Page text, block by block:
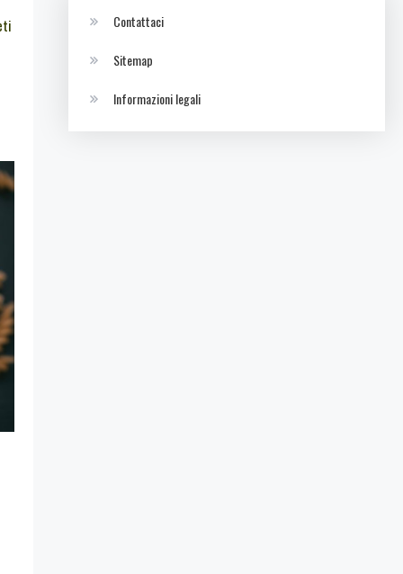
Contattaci
Sitemap
Informazioni legali